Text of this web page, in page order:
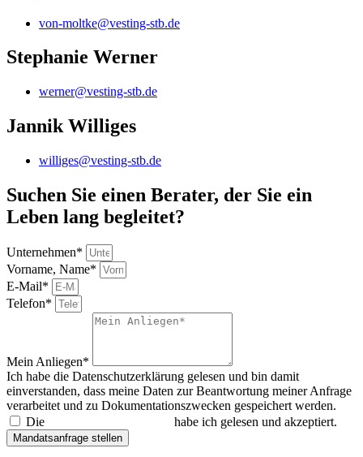
von-moltke@vesting-stb.de
Stephanie Werner
werner@vesting-stb.de
Jannik Williges
williges@vesting-stb.de
Suchen Sie einen Berater, der Sie ein
Leben lang begleitet?
Unternehmen*
Vorname, Name*
E-Mail*
Telefon*
Mein Anliegen*
Ich habe die Datenschutzerklärung gelesen und bin damit
einverstanden, dass meine Daten zur Beantwortung meiner Anfrage
verarbeitet und zu Dokumentationszwecken gespeichert werden.
Die
habe ich gelesen und akzeptiert.
Mandatsanfrage stellen